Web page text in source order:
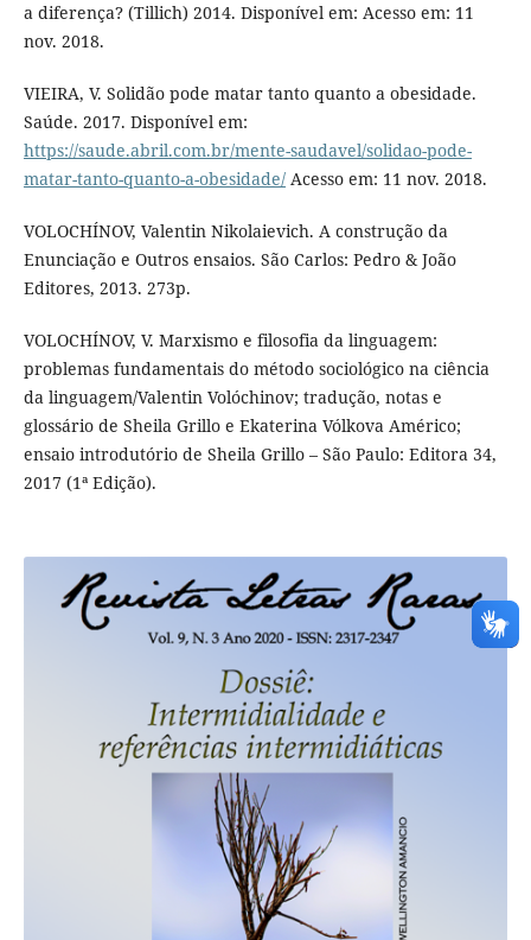
a diferença? (Tillich) 2014. Disponível em: Acesso em: 11
nov. 2018.
VIEIRA, V. Solidão pode matar tanto quanto a obesidade.
Saúde. 2017. Disponível em:
https://saude.abril.com.br/mente-saudavel/solidao-pode-
matar-tanto-quanto-a-obesidade/Acesso em: 11 nov. 2018.
VOLOCHÍNOV, Valentin Nikolaievich. A construção da
Enunciação e Outros ensaios. São Carlos: Pedro & João
Editores, 2013. 273p.
VOLOCHÍNOV, V. Marxismo e filosofia da linguagem:
problemas fundamentais do método sociológico na ciência
da linguagem/Valentin Volóchinov; tradução, notas e
glossário de Sheila Grillo e Ekaterina Vólkova Américo;
ensaio introdutório de Sheila Grillo – São Paulo: Editora 34,
2017 (1ª Edição).